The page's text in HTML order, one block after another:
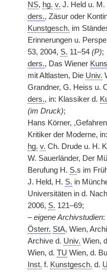
NS, hg. v. J. Held u. M.
ders., Zäsur oder
Kunstgesch. im
Erinnerungen u.
53, 2004, S. 11–54 (P);
ders., Das Wiener
mit Altlasten, Die Univ.
Grandner, G. Heiss u.
ders., in: Klassiker d.
(im Druck);
Hans Körner,
Kritiker der Moderne,
hg. v. Ch. Drude u. H.
W. Sauerländer, Der
Berufung H. S.s im
J. Held, H. S. in
Universitäten in d.
2006, S. 121–69;
–eigene Archivstudien:
Österr. StA, Wien,
Archive d. Univ. Wien,
Wien, d. TU Wien, d.
Inst. f. Kunstgesch. d.